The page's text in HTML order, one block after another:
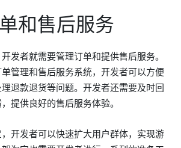
和售后服务
发者就需要管理订单和提供售后服务。
管理和售后服务系统，开发者可以方便
退款退货等问题。开发者还需要及时回
提供良好的售后服务体验。
开发者可以快速扩大用户群体，实现游